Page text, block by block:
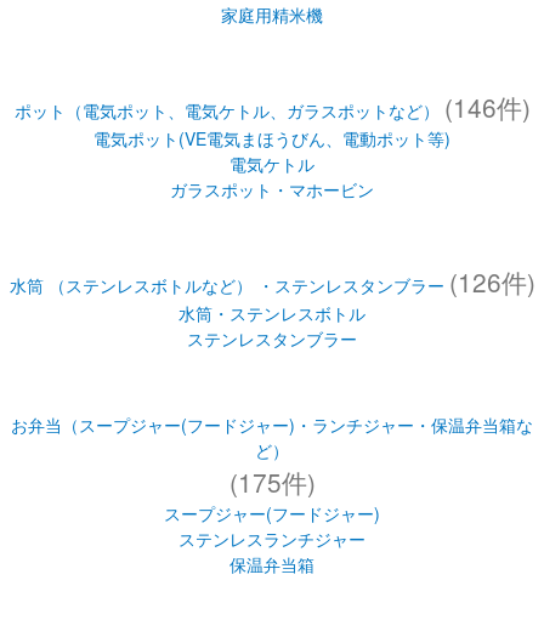
家庭用精米機
ポット（電気ポット、電気ケトル、ガラスポットなど） (146件)
電気ポット(VE電気まほうびん、電動ポット等)
電気ケトル
ガラスポット・マホービン
水筒 （ステンレスボトルなど） ・ステンレスタンブラー (126件)
水筒・ステンレスボトル
ステンレスタンブラー
お弁当（スープジャー(フードジャー)・ランチジャー・保温弁当箱な
ど）
(175件)
スープジャー(フードジャー)
ステンレスランチジャー
保温弁当箱